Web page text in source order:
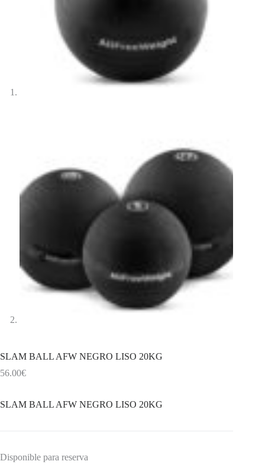
SLAM BALL AFW NEGRO LISO 20KG
56.00€
SLAM BALL AFW NEGRO LISO 20KG
Disponible para reserva